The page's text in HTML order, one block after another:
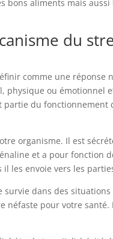
bons aliments mais
du
comme une réponse
ou émotionnel
du fonctionnement
organisme. Il est
et a pour fonction
les envoie vers les
dans des
néfaste pour votre